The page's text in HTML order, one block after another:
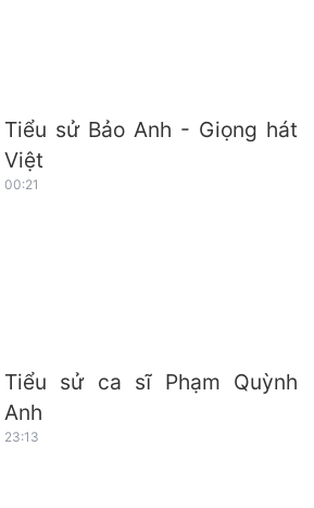
Tiểu sử Bảo Anh - Giọng hát
Việt
00:21
Tiểu sử ca sĩ Phạm Quỳnh
Anh
23:13